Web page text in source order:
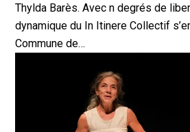
Thylda Barès. Avec n degrés de
dynamique du In Itinere Collectif
Commune de…